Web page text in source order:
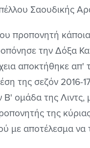
Σαουδικής
προπονητή
την Δόξα
αποκτήθηκε απ'
της σεζόν 2016-
ομάδα της Λιντς,
της
με αποτέλεσμα να